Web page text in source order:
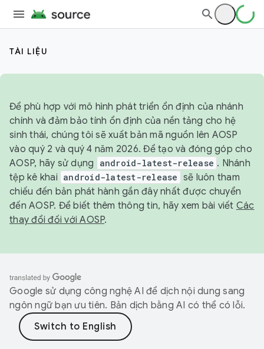
TÀI LIỆU
Để phù hợp với mô hình phát triển ổn định của nhánh
chính và đảm bảo tính ổn định của nền tảng cho hệ
sinh thái, chúng tôi sẽ xuất bản mã nguồn lên AOSP
vào quý 2 và quý 4 năm 2026. Để tạo và đóng góp cho
AOSP, hãy sử dụng
android-latest-release . Nhánh
tệp kê khai android-latest-release sẽ luôn tham
chiếu đến bản phát hành gần đây nhất được chuyển
đến AOSP. Để biết thêm thông tin, hãy xem bài viết Các
thay đổi đối với AOSP.
Google sử dụng công nghệ AI để dịch nội dung sang
ngôn ngữ bạn ưu tiên. Bản dịch bằng AI có thể có lỗi.